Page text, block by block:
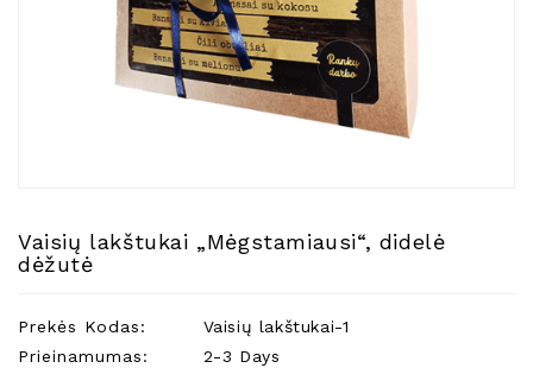
Gurmanams
Kosmetika
Kūdikiams
Vaisių lakštukai „Mėgstamiausi“, didelė
dėžutė
Prekės Kodas:
Vaisių lakštukai-1
Prieinamumas:
2-3 Days